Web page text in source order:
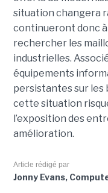
situation changera
continueront donc
rechercher les
industrielles.
équipements
persistantes sur les
cette situation
l’exposition des
amélioration.
Article rédigé par
Jonny Evans,